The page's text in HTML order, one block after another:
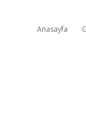
Anasayfa